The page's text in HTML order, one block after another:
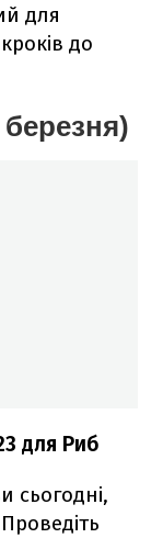
для
до
для Риб
сьогодні,